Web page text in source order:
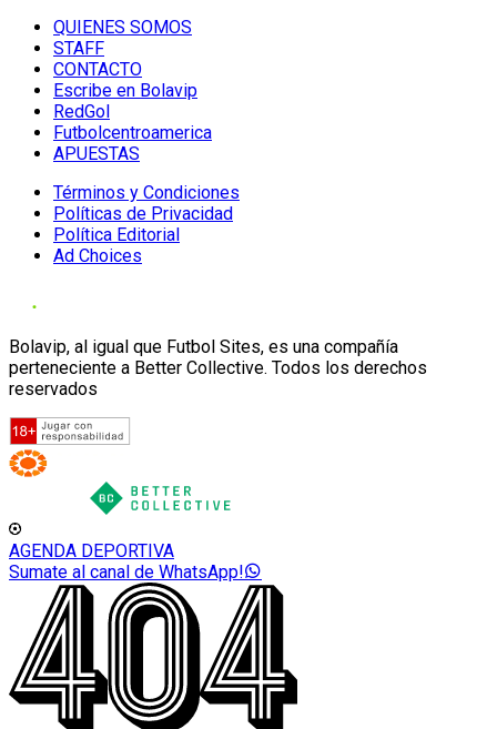
QUIENES SOMOS
STAFF
CONTACTO
Escribe en Bolavip
RedGol
Futbolcentroamerica
APUESTAS
Términos y Condiciones
Políticas de Privacidad
Política Editorial
Ad Choices
Bolavip, al igual que Futbol Sites, es una compañía
perteneciente a Better Collective. Todos los derechos
reservados
AGENDA DEPORTIVA
Sumate al canal de WhatsApp!